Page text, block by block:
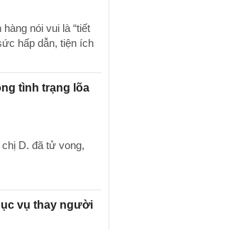
nói vui là “tiết
hấp dẫn, tiện ích
tình trạng lõa
D. đã tử vong,
vụ thay người